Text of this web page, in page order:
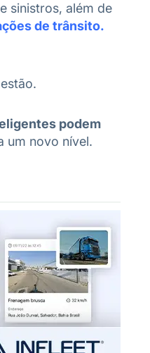
sinistros, além de
de trânsito.
podem
um novo nível.